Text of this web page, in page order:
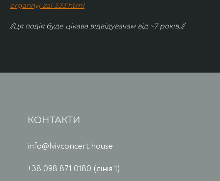
organnyj-zal-533.html
//Ця подія буде цікава відвідувачам від ~7 років.//
КОНТАКТИ
info@lvivconcert.house
+38 098 871 0180 (лінія 1)